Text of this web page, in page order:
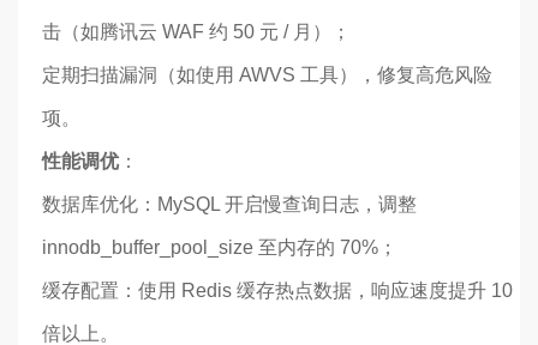
击（如腾讯云 WAF 约 50 元 / 月）；
定期扫描漏洞（如使用 AWVS 工具），修复高危风险
项。
性能调优 ：
数据库优化：MySQL 开启慢查询日志，调整
innodb_buffer_pool_size 至内存的 70%；
缓存配置：使用 Redis 缓存热点数据，响应速度提升 10
倍以上。